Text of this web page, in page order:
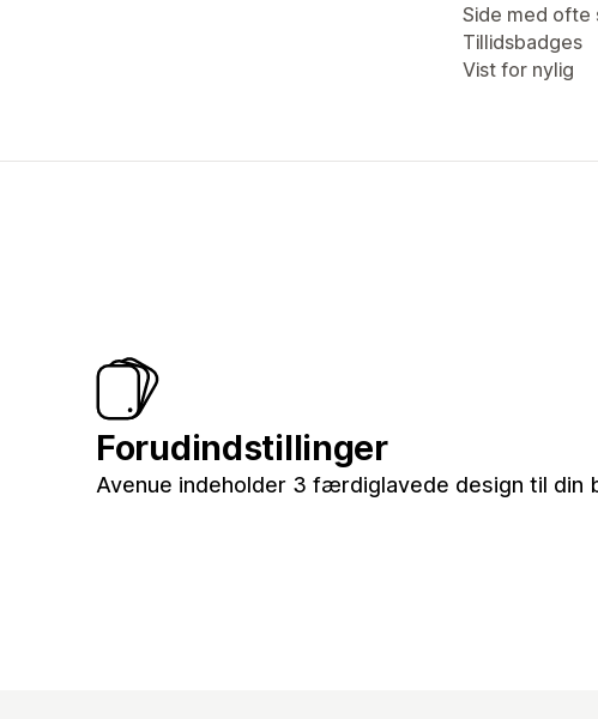
Side med ofte
Tillidsbadges
Vist for nylig
Forudindstillinger
Avenue indeholder 3 færdiglavede design til din